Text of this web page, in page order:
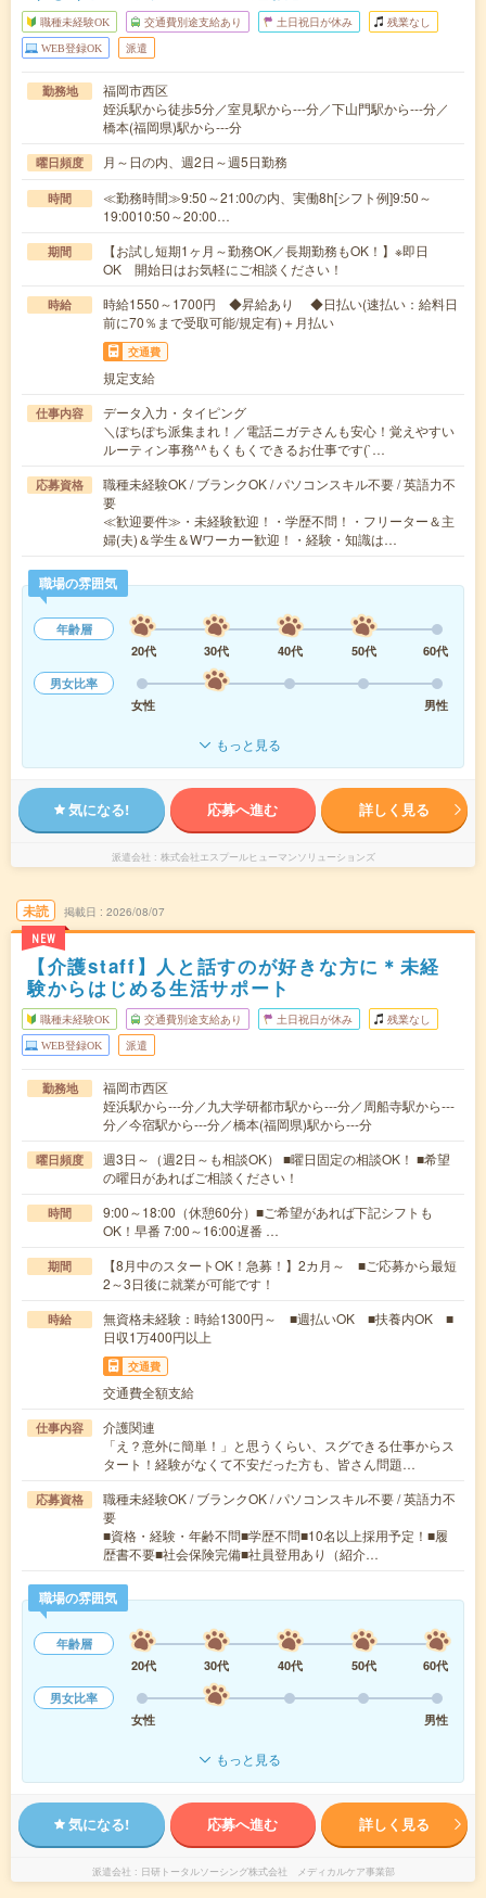
職種未経験OK 交通費別途支給あり 土日祝日が休み 残業なし
WEB登録OK 派遣
勤務地
福岡市西区
姪浜駅から徒歩5分／室見駅から---分／下山門駅から---分／
橋本(福岡県)駅から---分
曜日頻度 月～日の内、週2日～週5日勤務
時間
≪勤務時間≫9:50～21:00の内、実働8h[シフト例]9:50～
19:0010:50～20:00…
期間
【お試し短期1ヶ月～勤務OK／長期勤務もOK！】※即日
OK 開始日はお気軽にご相談ください！
時給
時給1550～1700円 ◆昇給あり ◆日払い(速払い：給料日
前に70％まで受取可能/規定有)＋月払い
交通費
規定支給
仕事内容
データ入力・タイピング
＼ぽちぽち派集まれ！／電話ニガテさんも安心！覚えやすい
ルーティン事務^^もくもくできるお仕事です(`…
応募資格
職種未経験OK / ブランクOK / パソコンスキル不要 / 英語力不
要
≪歓迎要件≫・未経験歓迎！・学歴不問！・フリーター＆主
婦(夫)＆学生＆Wワーカー歓迎！・経験・知識は…
職場の雰囲気
年齢層
20代
30代 40代 50代
60代
男女比率
女性
男性
もっと見る
気になる! 応募へ進む 詳しく見る
派遣会社 株式会社エスプールヒューマンソリューションズ
未読
NEW
掲載日 2026/08/07
【介護staff】人と話すのが好きな方に＊未経
験からはじめる生活サポート
職種未経験OK 交通費別途支給あり 土日祝日が休み 残業なし
WEB登録OK 派遣
勤務地
福岡市西区
姪浜駅から---分／九大学研都市駅から---分／周船寺駅から---
分／今宿駅から---分／橋本(福岡県)駅から---分
曜日頻度
週3日～（週2日～も相談OK） ■曜日固定の相談OK！ ■希望
の曜日があればご相談ください！
時間
9:00～18:00（休憩60分）■ご希望があれば下記シフトも
OK！早番 7:00～16:00遅番 …
期間
【8月中のスタートOK！急募！】2カ月～ ■ご応募から最短
2～3日後に就業が可能です！
時給
無資格未経験：時給1300円～ ■週払いOK ■扶養内OK ■
日収1万400円以上
交通費
交通費全額支給
仕事内容
介護関連
「え？意外に簡単！」と思うくらい、スグできる仕事からス
タート！経験がなくて不安だった方も、皆さん問題…
応募資格
職種未経験OK / ブランクOK / パソコンスキル不要 / 英語力不
要
■資格・経験・年齢不問■学歴不問■10名以上採用予定！■履
歴書不要■社会保険完備■社員登用あり（紹介…
職場の雰囲気
年齢層
20代
30代 40代 50代
60代
男女比率
女性
男性
もっと見る
気になる! 応募へ進む 詳しく見る
派遣会社 日研トータルソーシング株式会社 メディカルケア事業部